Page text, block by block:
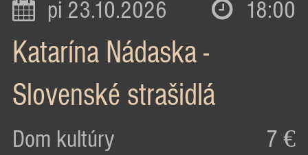
pi 23.10.2026 18:00
Katarína Nádaska -
Slovenské strašidlá
Dom kultúry 7 €